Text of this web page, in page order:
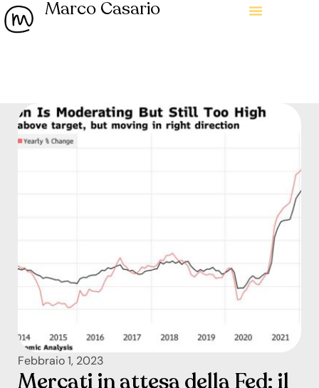
Marco Casario
Febbraio 1, 2023
Mercati in attesa della Fed: il